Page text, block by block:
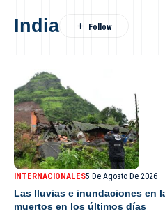
India
INTERNACIONALES5 De Agosto De 2026
Las lluvias e inundaciones en
muertos en los últimos días